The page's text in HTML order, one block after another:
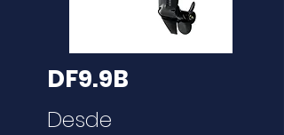
DF9.9B
Desde